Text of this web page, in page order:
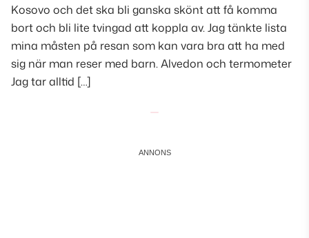
Kosovo och det ska bli ganska skönt att få komma
bort och bli lite tvingad att koppla av. Jag tänkte lista
mina måsten på resan som kan vara bra att ha med
sig när man reser med barn. Alvedon och termometer
Jag tar alltid […]